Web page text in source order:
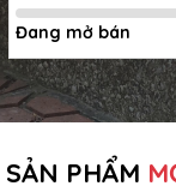
Đang mở bán
SẢN PHẨM